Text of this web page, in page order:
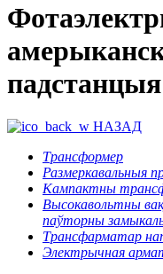
НАЗАД
Трансформер
Размеркавальныя
Кампактны
Высокавольтны
паўторны
Трансфарматар
Электрычная